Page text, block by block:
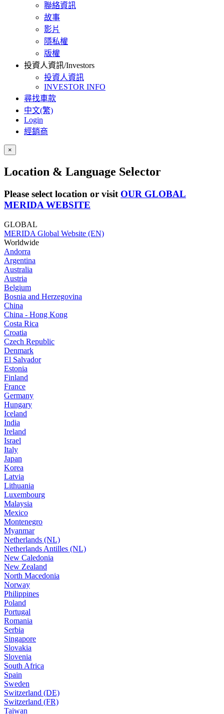
聯絡資訊
故事
影片
隱私權
版權
投資人資訊/Investors
投資人資訊
INVESTOR INFO
尋找車款
中文(繁)
Login
經銷商
×
Location & Language Selector
Please select location or visit OUR GLOBAL
MERIDA WEBSITE
GLOBAL
MERIDA Global Website (EN)
Worldwide
Andorra
Argentina
Australia
Austria
Belgium
Bosnia and Herzegovina
China
China - Hong Kong
Costa Rica
Croatia
Czech Republic
Denmark
El Salvador
Estonia
Finland
France
Germany
Hungary
Iceland
India
Ireland
Israel
Italy
Japan
Korea
Latvia
Lithuania
Luxembourg
Malaysia
Mexico
Montenegro
Myanmar
Netherlands (NL)
Netherlands Antilles (NL)
New Caledonia
New Zealand
North Macedonia
Norway
Philippines
Poland
Portugal
Romania
Serbia
Singapore
Slovakia
Slovenia
South Africa
Spain
Sweden
Switzerland (DE)
Switzerland (FR)
Taiwan